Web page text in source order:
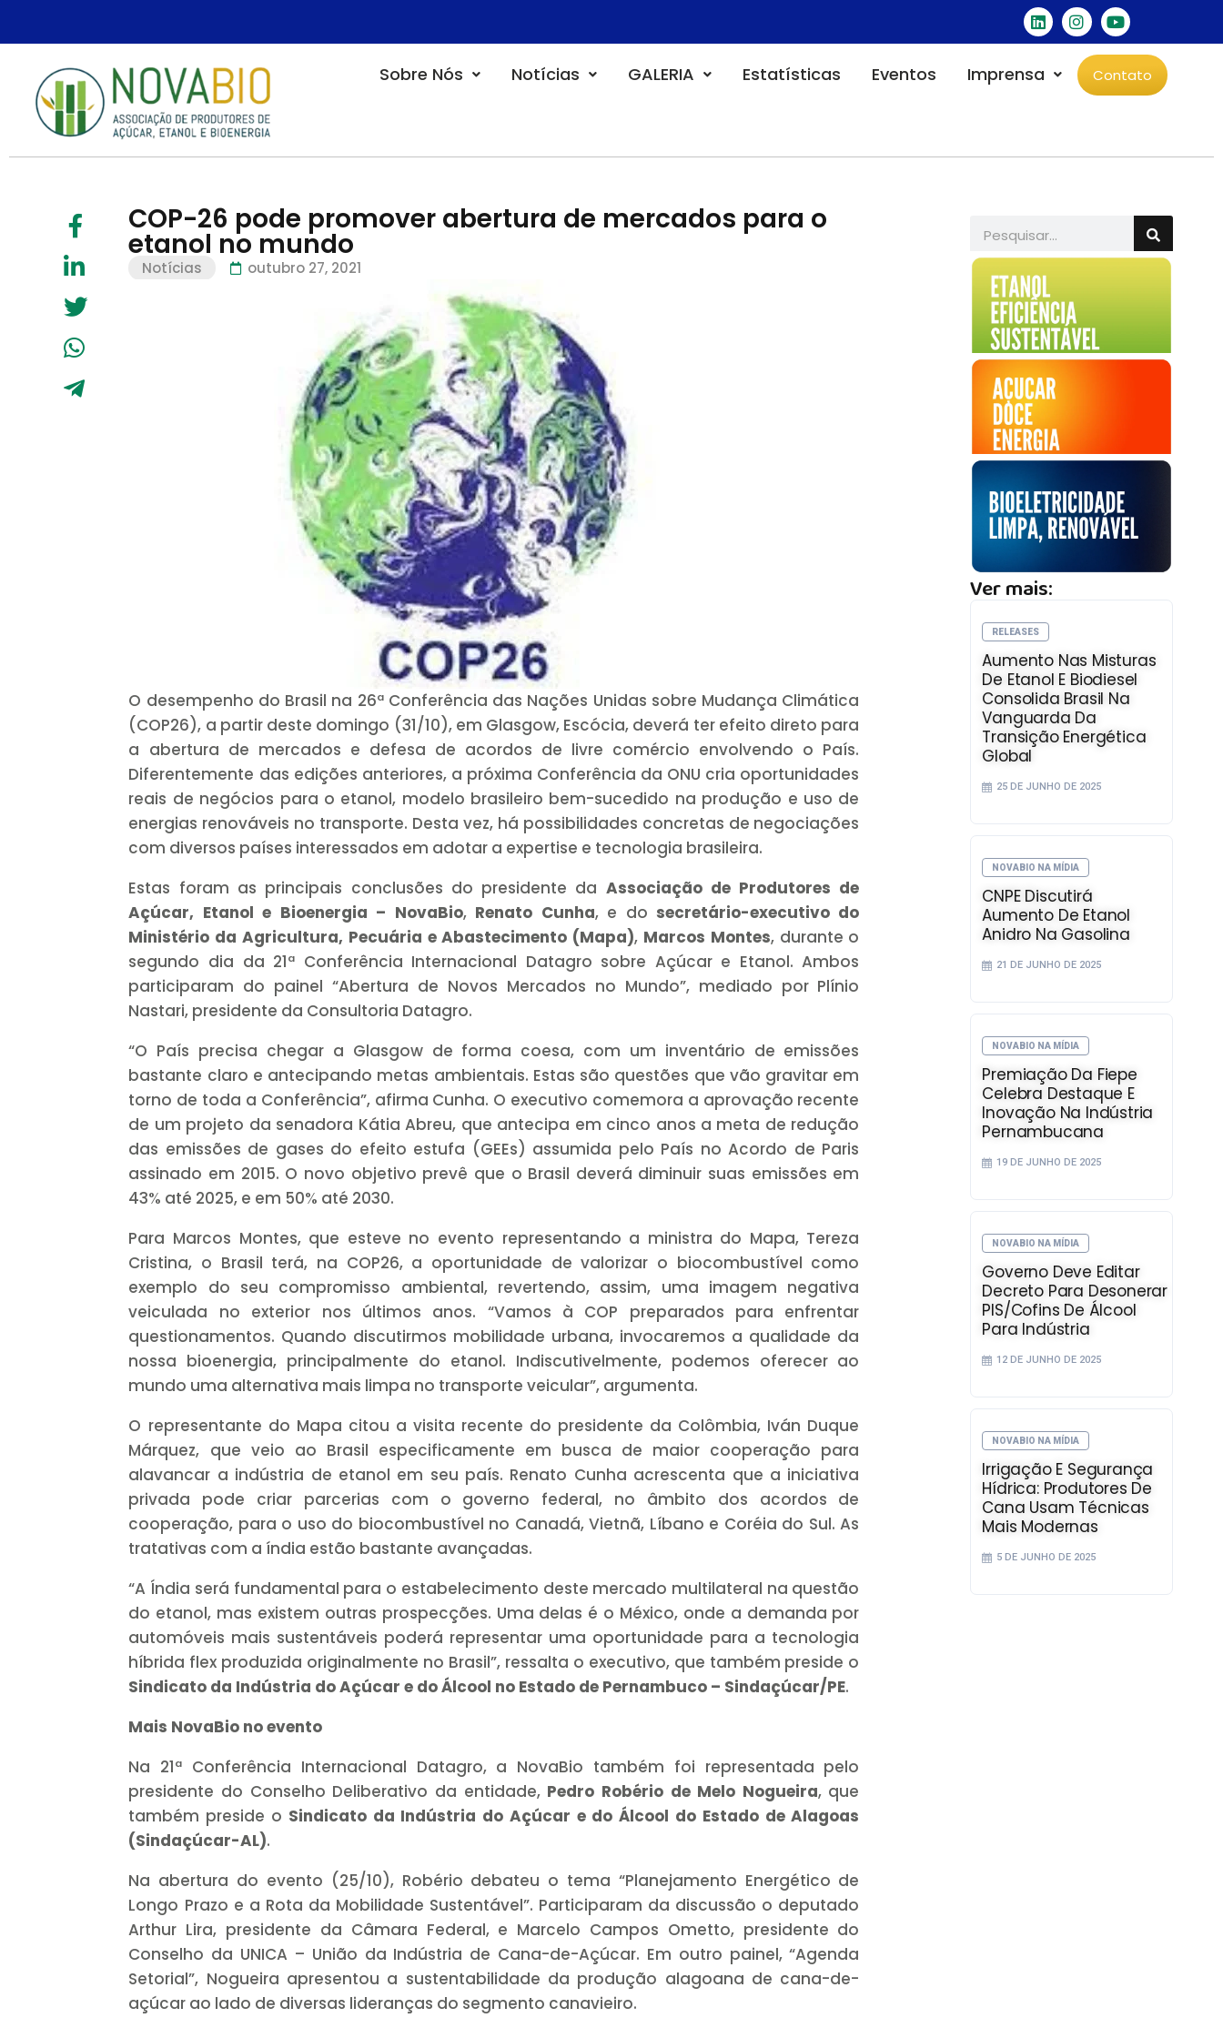
Sobre Nós Notícias GALERIA Estatísticas Eventos Imprensa Contato
COP-26 pode promover abertura de mercados para o
etanol no mundo
Notícias outubro 27, 2021
O desempenho do Brasil na 26ª Conferência das Nações Unidas sobre Mudança Climática
(COP26), a partir deste domingo (31/10), em Glasgow, Escócia, deverá ter efeito direto para
a abertura de mercados e defesa de acordos de livre comércio envolvendo o País.
Diferentemente das edições anteriores, a próxima Conferência da ONU cria oportunidades
reais de negócios para o etanol, modelo brasileiro bem-sucedido na produção e uso de
energias renováveis no transporte. Desta vez, há possibilidades concretas de negociações
com diversos países interessados em adotar a expertise e tecnologia brasileira.
Estas foram as principais conclusões do presidente da Associação de Produtores de
Açúcar, Etanol e Bioenergia – NovaBio, Renato Cunha, e do secretário-executivo do
Ministério da Agricultura, Pecuária e Abastecimento (Mapa), Marcos Montes, durante o
segundo dia da 21ª Conferência Internacional Datagro sobre Açúcar e Etanol. Ambos
participaram do painel “Abertura de Novos Mercados no Mundo”, mediado por Plínio
Nastari, presidente da Consultoria Datagro.
“O País precisa chegar a Glasgow de forma coesa, com um inventário de emissões
bastante claro e antecipando metas ambientais. Estas são questões que vão gravitar em
torno de toda a Conferência”, afirma Cunha. O executivo comemora a aprovação recente
de um projeto da senadora Kátia Abreu, que antecipa em cinco anos a meta de redução
das emissões de gases do efeito estufa (GEEs) assumida pelo País no Acordo de Paris
assinado em 2015. O novo objetivo prevê que o Brasil deverá diminuir suas emissões em
43% até 2025, e em 50% até 2030.
Para Marcos Montes, que esteve no evento representando a ministra do Mapa, Tereza
Cristina, o Brasil terá, na COP26, a oportunidade de valorizar o biocombustível como
exemplo do seu compromisso ambiental, revertendo, assim, uma imagem negativa
veiculada no exterior nos últimos anos. “Vamos à COP preparados para enfrentar
questionamentos. Quando discutirmos mobilidade urbana, invocaremos a qualidade da
nossa bioenergia, principalmente do etanol. Indiscutivelmente, podemos oferecer ao
mundo uma alternativa mais limpa no transporte veicular”, argumenta.
O representante do Mapa citou a visita recente do presidente da Colômbia, Iván Duque
Márquez, que veio ao Brasil especificamente em busca de maior cooperação para
alavancar a indústria de etanol em seu país. Renato Cunha acrescenta que a iniciativa
privada pode criar parcerias com o governo federal, no âmbito dos acordos de
cooperação, para o uso do biocombustível no Canadá, Vietnã, Líbano e Coréia do Sul. As
tratativas com a índia estão bastante avançadas.
“A Índia será fundamental para o estabelecimento deste mercado multilateral na questão
do etanol, mas existem outras prospecções. Uma delas é o México, onde a demanda por
automóveis mais sustentáveis poderá representar uma oportunidade para a tecnologia
híbrida flex produzida originalmente no Brasil”, ressalta o executivo, que também preside o
Sindicato da Indústria do Açúcar e do Álcool no Estado de Pernambuco – Sindaçúcar/PE.
Mais NovaBio no evento
Na 21ª Conferência Internacional Datagro, a NovaBio também foi representada pelo
presidente do Conselho Deliberativo da entidade, Pedro Robério de Melo Nogueira, que
também preside o Sindicato da Indústria do Açúcar e do Álcool do Estado de Alagoas
(Sindaçúcar-AL).
Na abertura do evento (25/10), Robério debateu o tema “Planejamento Energético de
Longo Prazo e a Rota da Mobilidade Sustentável”. Participaram da discussão o deputado
Arthur Lira, presidente da Câmara Federal, e Marcelo Campos Ometto, presidente do
Conselho da UNICA – União da Indústria de Cana-de-Açúcar. Em outro painel, “Agenda
Setorial”, Nogueira apresentou a sustentabilidade da produção alagoana de cana-de-
açúcar ao lado de diversas lideranças do segmento canavieiro.
Ver mais:
RELEASES
Aumento Nas Misturas
De Etanol E Biodiesel
Consolida Brasil Na
Vanguarda Da
Transição Energética
Global
25 DE JUNHO DE 2025
NOVABIO NA MÍDIA
CNPE Discutirá
Aumento De Etanol
Anidro Na Gasolina
21 DE JUNHO DE 2025
NOVABIO NA MÍDIA
Premiação Da Fiepe
Celebra Destaque E
Inovação Na Indústria
Pernambucana
19 DE JUNHO DE 2025
NOVABIO NA MÍDIA
Governo Deve Editar
Decreto Para Desonerar
PIS/Cofins De Álcool
Para Indústria
12 DE JUNHO DE 2025
NOVABIO NA MÍDIA
Irrigação E Segurança
Hídrica: Produtores De
Cana Usam Técnicas
Mais Modernas
5 DE JUNHO DE 2025